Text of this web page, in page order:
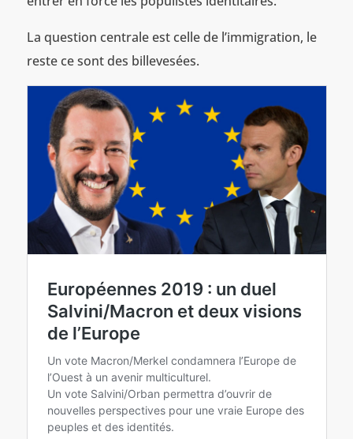
La question centrale est celle de l’immigration, le
reste ce sont des billevesées.